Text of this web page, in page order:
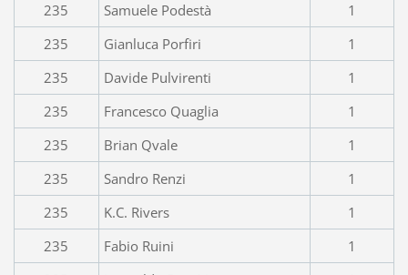
235
Samuele Podestà
1
235
Gianluca Porfiri
1
235
Davide Pulvirenti
1
235
Francesco Quaglia
1
235
Brian Qvale
1
235
Sandro Renzi
1
235
K.C. Rivers
1
235
Fabio Ruini
1